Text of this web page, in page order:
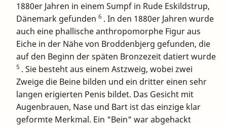
1880er Jahren in einem Sumpf in Rude Eskildstrup,
Dänemark gefunden 6 . In den 1880er Jahren wurde
auch eine phallische anthropomorphe Figur aus
Eiche in der Nähe von Broddenbjerg gefunden, die
auf den Beginn der späten Bronzezeit datiert wurde
5 . Sie besteht aus einem Astzweig, wobei zwei
Zweige die Beine bilden und ein dritter einen sehr
langen erigierten Penis bildet. Das Gesicht mit
Augenbrauen, Nase und Bart ist das einzige klar
geformte Merkmal. Ein "Bein" war abgehackt